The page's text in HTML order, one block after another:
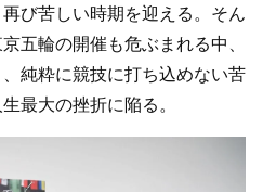
び苦しい時期を迎える。そん
五輪の開催も危ぶまれる中、
純粋に競技に打ち込めない苦
最大の挫折に陥る。